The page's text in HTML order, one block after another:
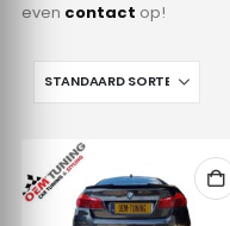
even contact op!